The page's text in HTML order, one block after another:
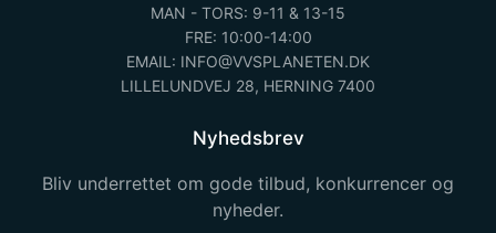
MAN - TORS: 9-11 & 13-15
FRE: 10:00-14:00
EMAIL: INFO@VVSPLANETEN.DK
LILLELUNDVEJ 28, HERNING 7400
Nyhedsbrev
Bliv underrettet om gode tilbud, konkurrencer og
nyheder.